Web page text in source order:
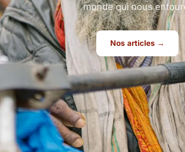
monde qui nous
Nos articles →